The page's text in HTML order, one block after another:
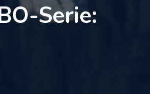
Serie: